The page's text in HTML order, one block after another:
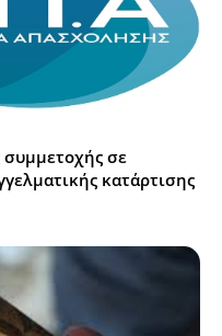
συμμετοχής σε
κατάρτισης